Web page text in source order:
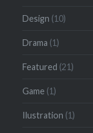
Design (10)
Drama (1)
Featured (21)
Game (1)
Ilustration (1)